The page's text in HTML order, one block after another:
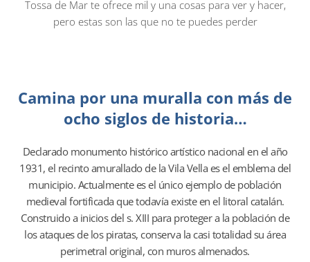
Tossa de Mar te ofrece mil y una cosas para ver y hacer,
pero estas son las que no te puedes perder
Camina por una muralla con más de
ocho siglos de historia…
Declarado monumento histórico artístico nacional en el año
1931, el recinto amurallado de la Vila Vella es el emblema del
municipio. Actualmente es el único ejemplo de población
medieval fortificada que todavía existe en el litoral catalán.
Construido a inicios del s. XIII para proteger a la población de
los ataques de los piratas, conserva la casi totalidad su área
perimetral original, con muros almenados.